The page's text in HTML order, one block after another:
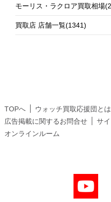
モーリス・ラクロア買取相場
買取店 店舗一覧(1341)
TOPへ ウォッチ買取応援団とは
広告掲載に関するお問合せ
サ
オンラインルーム